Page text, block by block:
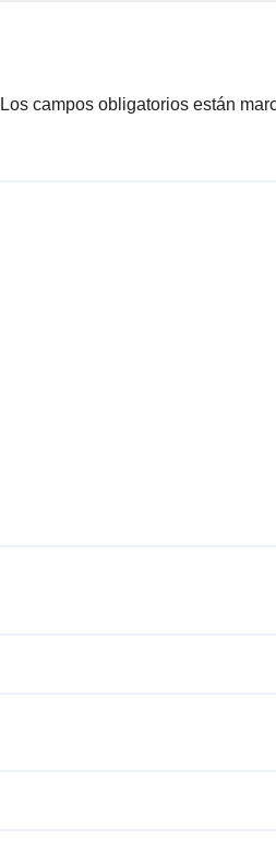
Los campos obligatorios están